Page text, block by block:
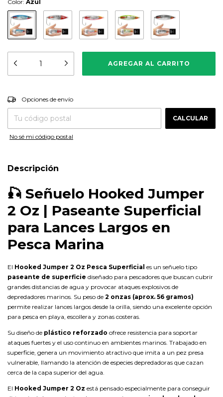
Color: Azul
Entregas para el CP:
Opciones de envío
CALCULAR
No sé mi código postal
Descripción
🎣 Señuelo Hooked Jumper
2 Oz | Paseante Superficial
para Lances Largos en
Pesca Marina
El Hooked Jumper 2 Oz Pesca Superficial es un señuelo tipo
paseante de superficie diseñado para pescadores que buscan cubrir
grandes distancias de agua y provocar ataques explosivos de
depredadores marinos. Su peso de 2 onzas (aprox. 56 gramos)
permite realizar lances largos desde la orilla, siendo una excelente opción
para pesca en playa, escollera y zonas costeras.
Su diseño de plástico reforzado ofrece resistencia para soportar
ataques fuertes y el uso continuo en ambientes marinos. Trabajado en
superficie, genera un movimiento atractivo que imita a un pez presa
vulnerable, llamando la atención de especies depredadoras que cazan
cerca de la capa superior del agua.
El Hooked Jumper 2 Oz está pensado especialmente para conseguir